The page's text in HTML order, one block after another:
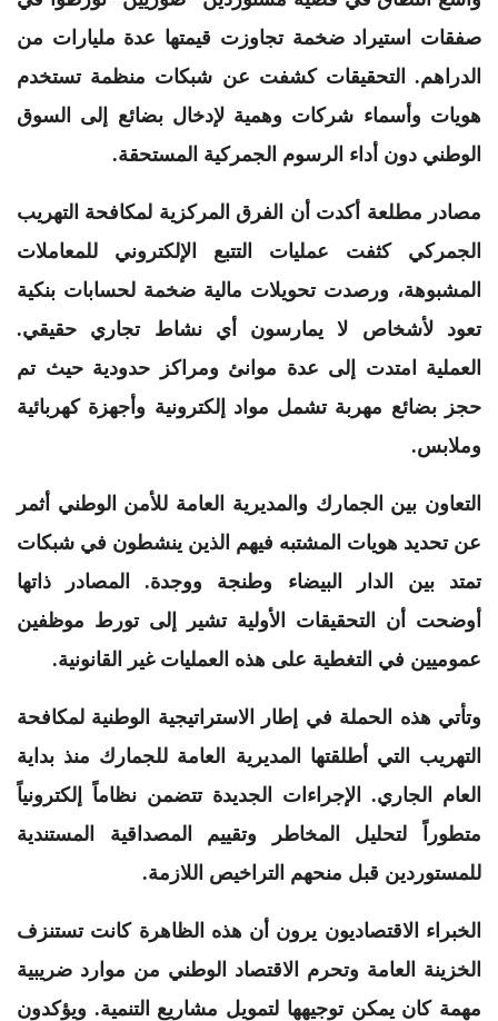
صفقات استيراد ضخمة تجاوزت قيمتها عدة مليارات من
الدراهم. التحقيقات كشفت عن شبكات منظمة تستخدم
هويات وأسماء شركات وهمية لإدخال بضائع إلى السوق
الوطني دون أداء الرسوم الجمركية المستحقة.
مصادر مطلعة أكدت أن الفرق المركزية لمكافحة التهريب
الجمركي كثفت عمليات التتبع الإلكتروني للمعاملات
المشبوهة، ورصدت تحويلات مالية ضخمة لحسابات بنكية
تعود لأشخاص لا يمارسون أي نشاط تجاري حقيقي.
العملية امتدت إلى عدة موانئ ومراكز حدودية حيث تم
حجز بضائع مهربة تشمل مواد إلكترونية وأجهزة كهربائية
وملابس.
التعاون بين الجمارك والمديرية العامة للأمن الوطني أثمر
عن تحديد هويات المشتبه فيهم الذين ينشطون في شبكات
تمتد بين الدار البيضاء وطنجة ووجدة. المصادر ذاتها
أوضحت أن التحقيقات الأولية تشير إلى تورط موظفين
عموميين في التغطية على هذه العمليات غير القانونية.
وتأتي هذه الحملة في إطار الاستراتيجية الوطنية لمكافحة
التهريب التي أطلقتها المديرية العامة للجمارك منذ بداية
العام الجاري. الإجراءات الجديدة تتضمن نظاماً إلكترونياً
متطوراً لتحليل المخاطر وتقييم المصداقية المستندية
للمستوردين قبل منحهم التراخيص اللازمة.
الخبراء الاقتصاديون يرون أن هذه الظاهرة كانت تستنزف
الخزينة العامة وتحرم الاقتصاد الوطني من موارد ضريبية
مهمة كان يمكن توجيهها لتمويل مشاريع التنمية. ويؤكدون